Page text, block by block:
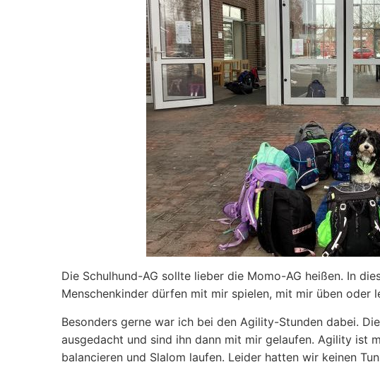
Die Schulhund-AG sollte lieber die Momo-AG heißen. In
Menschenkinder dürfen mit mir spielen, mit mir üben oder
Besonders gerne war ich bei den Agility-Stunden dabei.
ausgedacht und sind ihn dann mit mir gelaufen. Agility ist
balancieren und Slalom laufen. Leider hatten wir keinen